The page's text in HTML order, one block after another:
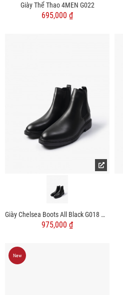
Giày Thể Thao 4MEN G022
695,000 ₫
Giày Chelsea Boots All Black G018 Màu Đen
975,000 ₫
New